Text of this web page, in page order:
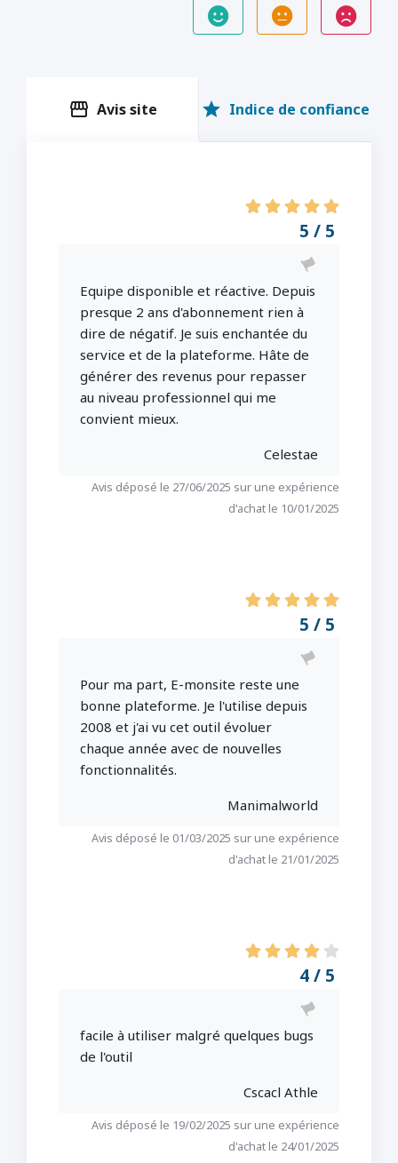
storefront Avis site star Indice de confiance
5 / 5
Equipe disponible et réactive. Depuis
presque 2 ans d'abonnement rien à
dire de négatif. Je suis enchantée du
service et de la plateforme. Hâte de
générer des revenus pour repasser
au niveau professionnel qui me
convient mieux.
Celestae
Avis déposé le 27/06/2025 sur une expérience
d'achat le 10/01/2025
5 / 5
Pour ma part, E-monsite reste une
bonne plateforme. Je l'utilise depuis
2008 et j'ai vu cet outil évoluer
chaque année avec de nouvelles
fonctionnalités.
Manimalworld
Avis déposé le 01/03/2025 sur une expérience
d'achat le 21/01/2025
4 / 5
facile à utiliser malgré quelques bugs
de l'outil
Cscacl Athle
Avis déposé le 19/02/2025 sur une expérience
d'achat le 24/01/2025